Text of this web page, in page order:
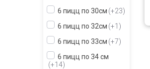
6 пицц по 30см +23
6 пицц по 32см +1
6 пицц по 33см +7
6 пицц по 34 см
+14